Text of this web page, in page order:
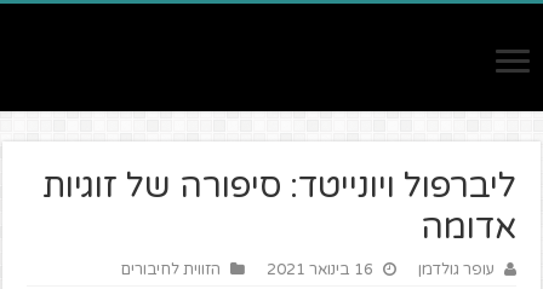
ליברפול ויונייטד: סיפורה של זוגיות
אדומה
עופר גולדמן 16 בינואר 2021 הזווית לחיבורים